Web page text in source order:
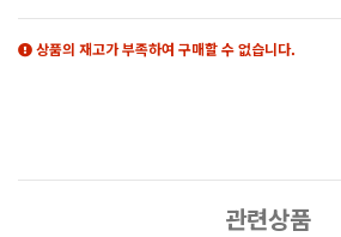
상품의 재고가 부족하여 구매할 수 없습니다.
관련상품